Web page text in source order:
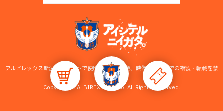
アルビレックス新潟公式サイトで使用している画像、映像等の無断での複製・転載を禁
止します。
Copyright © ALBIREX NIIGATA. All Rights Reserved.